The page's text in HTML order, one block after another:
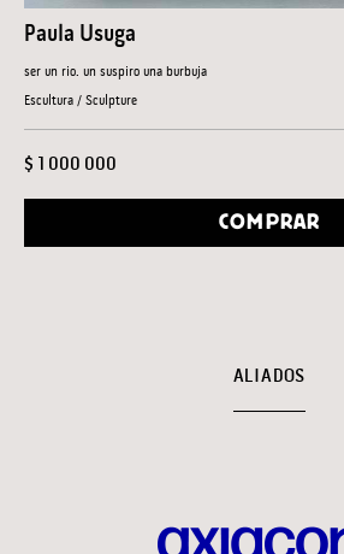
Paula Usuga
ser un rio. un suspiro una burbuja
Escultura / Sculpture
$ 1 000 000
COMPRAR
ALIADOS